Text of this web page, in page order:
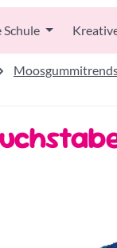
Schule